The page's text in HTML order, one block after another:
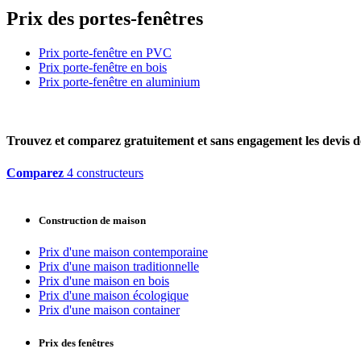
Prix des portes-fenêtres
Prix porte-fenêtre en PVC
Prix porte-fenêtre en bois
Prix porte-fenêtre en aluminium
Trouvez et comparez gratuitement et sans engagement les devis
Comparez 4 constructeurs
Construction de maison
Prix d'une maison contemporaine
Prix d'une maison traditionnelle
Prix d'une maison en bois
Prix d'une maison écologique
Prix d'une maison container
Prix des fenêtres